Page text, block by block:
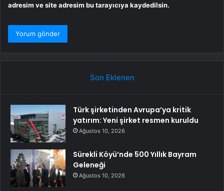
adresim ve site adresim bu tarayıcıya kaydedilsin.
Son Eklenen
Türk şirketinden Avrupa’ya kritik
yatırım: Yeni şirket resmen kuruldu
Ağustos 10, 2026
Sürekli Köyü’nde 500 Yıllık Bayram
Geleneği
Ağustos 10, 2026